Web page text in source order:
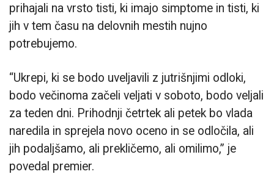
prihajali na vrsto tisti, ki imajo simptome in tisti, ki
jih v tem času na delovnih mestih nujno
potrebujemo.
“Ukrepi, ki se bodo uveljavili z jutrišnjimi odloki,
bodo večinoma začeli veljati v soboto, bodo veljali
za teden dni. Prihodnji četrtek ali petek bo vlada
naredila in sprejela novo oceno in se odločila, ali
jih podaljšamo, ali prekličemo, ali omilimo,” je
povedal premier.